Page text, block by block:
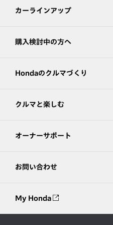
カーラインアップ
購入検討中の方へ
Hondaのクルマづくり
クルマと楽しむ
オーナーサポート
お問い合わせ
My Honda